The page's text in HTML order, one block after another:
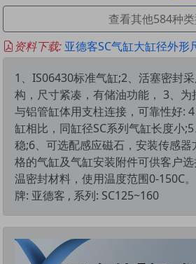
查看其他584种
资料下载: 亚德客SC气缸大缸径外
1、IS06430标准气缸;2、活塞密封
构，尺寸紧凑，有储油功能， 3、
与铝管缸体用支柱连接，可靠性好:
缸相比，同缸径SC系列气缸长度小
稳;6、可选配感应磁石，安装传感
格的气缸及气缸安装附件可供客户
温密封材料，使用温度范围0-150C
牌: 亚德客 , 系列: SC125~160